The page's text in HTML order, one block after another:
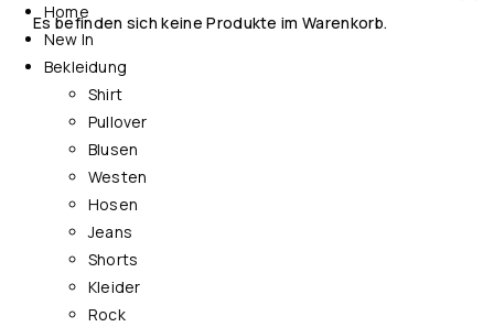
Es befinden sich keine Produkte im Warenkorb.
Home
New In
Bekleidung
Shirt
Pullover
Blusen
Westen
Hosen
Jeans
Shorts
Kleider
Rock